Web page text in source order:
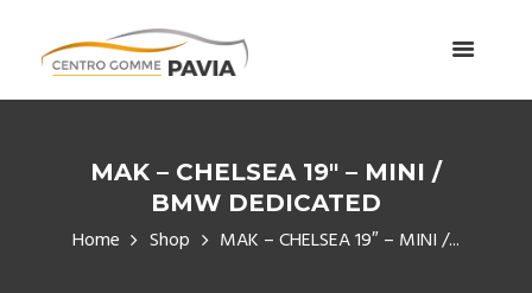
MAK – CHELSEA 19″ – MINI /
BMW DEDICATED
Home Shop MAK – CHELSEA 19″ – MINI /...